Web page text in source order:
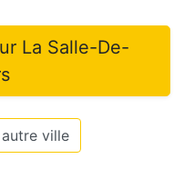
La Salle-De-
ville